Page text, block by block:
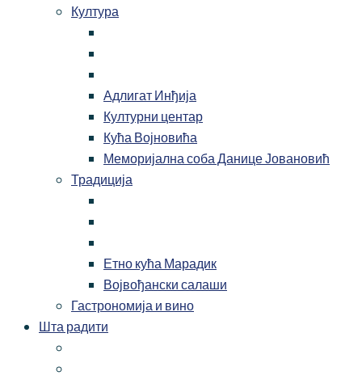
Култура
Адлигат Инђија
Културни центар
Кућа Војновића
Меморијална соба Данице Јовановић
Традиција
Етно кућа Марадик
Војвођански салаши
Гастрономија и вино
Шта радити